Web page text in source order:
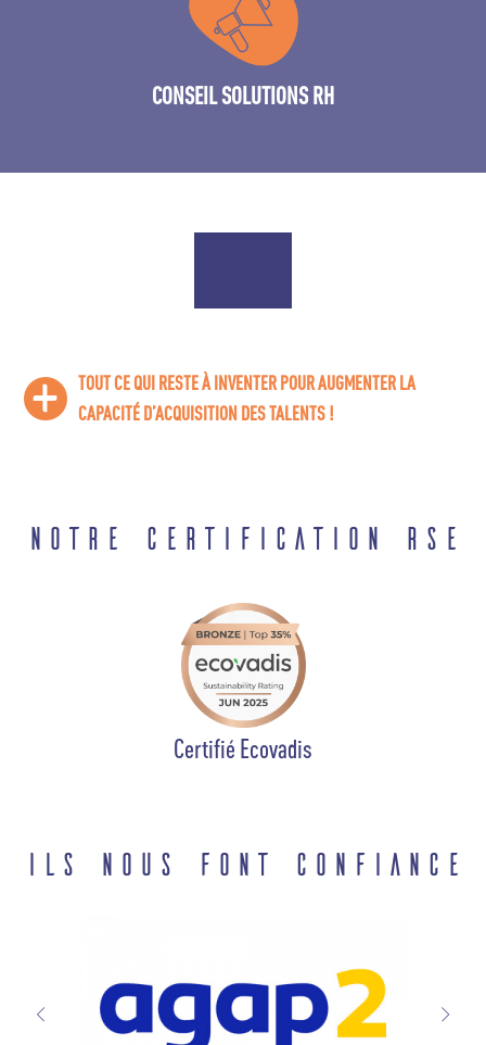
CONSEIL SOLUTIONS RH
Aide au choix d’ATS (Applicant tracking System)
TOUT CE QUI RESTE À INVENTER POUR AUGMENTER LA
CAPACITÉ D’ACQUISITION DES TALENTS !
Notre certification RSE
Certifié Ecovadis
Ils nous font confiance